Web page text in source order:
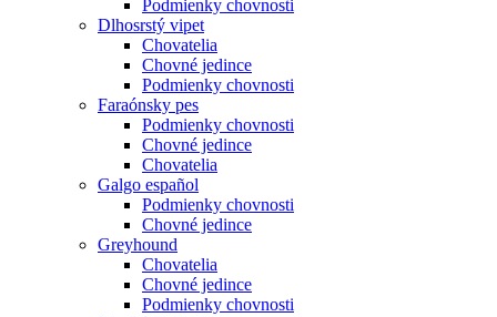
Podmienky chovnosti
Dlhosrstý vipet
Chovatelia
Chovné jedince
Podmienky chovnosti
Faraónsky pes
Podmienky chovnosti
Chovné jedince
Chovatelia
Galgo español
Podmienky chovnosti
Chovné jedince
Greyhound
Chovatelia
Chovné jedince
Podmienky chovnosti